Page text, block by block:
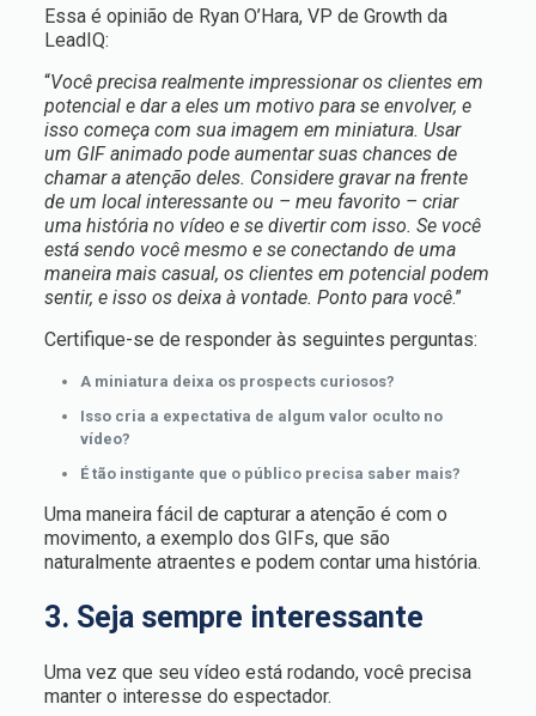
Essa é opinião de Ryan O’Hara, VP de Growth da
LeadIQ:
“Você precisa realmente impressionar os clientes em
potencial e dar a eles um motivo para se envolver, e
isso começa com sua imagem em miniatura. Usar
um GIF animado pode aumentar suas chances de
chamar a atenção deles. Considere gravar na frente
de um local interessante ou – meu favorito – criar
uma história no vídeo e se divertir com isso. Se você
está sendo você mesmo e se conectando de uma
maneira mais casual, os clientes em potencial podem
sentir, e isso os deixa à vontade. Ponto para você.”
Certifique-se de responder às seguintes perguntas:
A miniatura deixa os prospects curiosos?
Isso cria a expectativa de algum valor oculto no
vídeo?
É tão instigante que o público precisa saber mais?
Uma maneira fácil de capturar a atenção é com o
movimento, a exemplo dos GIFs, que são
naturalmente atraentes e podem contar uma história.
3. Seja sempre interessante
Uma vez que seu vídeo está rodando, você precisa
manter o interesse do espectador.